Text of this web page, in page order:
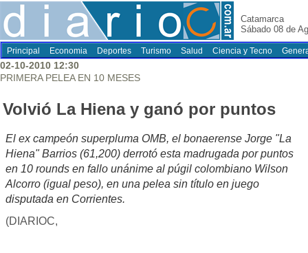
Catamarca
Sábado 08 de
Principal Economia Deportes Turismo Salud Ciencia y Tecno
02-10-2010 12:30
PRIMERA PELEA EN 10 MESES
Volvió La Hiena y ganó por puntos
El ex campeón superpluma OMB, el bonaerense Jorge "La
Hiena" Barrios (61,200) derrotó esta madrugada por puntos
en 10 rounds en fallo unánime al púgil colombiano Wilson
Alcorro (igual peso), en una pelea sin título en juego
disputada en Corrientes.
(DIARIOC,